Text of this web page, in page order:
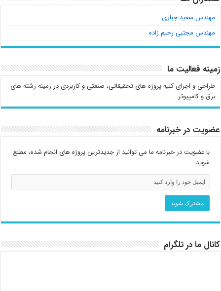
مهندس سعید جباری
مهندس مجتبی رحیم زاده
زمینه فعالیت ما
طراحی و اجرای کلیه پروژه های تحقیقاتی، صنعتی و کاربردی در زمینه رشته های
برق و کامپیوتر
عضویت در خبرنامه
با عضویت در خبرنامه ما می توانید از جدیدترین پروژه های انجام شده، مطلع
شوید
کانال ما در تلگرام